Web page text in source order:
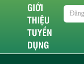
GIỚI
THIỆU
TUYỂN
DỤNG